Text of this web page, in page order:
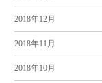
2018年12月
2018年11月
2018年10月